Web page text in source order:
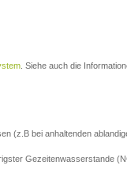
. Siehe auch die
(z.B bei anhaltenden
Gezeitenwasserstande